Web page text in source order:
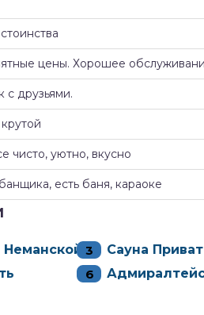
цены. Хорошее
друзьями.
чисто, уютно, вкусно
есть баня, караоке
Неманской
Сауна